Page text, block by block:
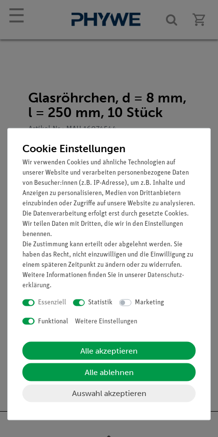
☰
Glasröhrchen, d = 8 mm,
l = 250 mm, 10 Stück
Artikel-Nr.: MAU-16074544
Funktion und Verwendung
Glasröhrchen
Ausstattung und technische
Daten:
Aus AR-Glas
Außendurchmesser: 8 mm
Enden rundgeschmolzen
Länge (mm): 250
Cookie Einstellungen
Wir verwenden Cookies und ähnliche Technologien auf
unserer Website und verarbeiten personenbezogene Daten
von Besucher:innen (z.B. IP-Adresse), um z.B. Inhalte und
Anzeigen zu personalisieren, Medien von Drittanbietern
einzubinden oder Zugriffe auf unsere Website zu analysieren.
Die Datenverarbeitung erfolgt erst durch gesetzte Cookies.
Wir teilen Daten mit Dritten, die wir in den Einstellungen
benennen.
Die Zustimmung kann erteilt oder abgelehnt werden. Sie
haben das Recht, nicht einzuwilligen und die Einwilligung zu
einem späteren Zeitpunkt zu ändern oder zu widerrufen.
Weitere Informationen finden Sie in unserer Daten­schutz­
erklärung.
Essenziell Statistik Marketing
Funktional Weitere Einstellungen
Alle akzeptieren
Alle ablehnen
Auswahl akzeptieren